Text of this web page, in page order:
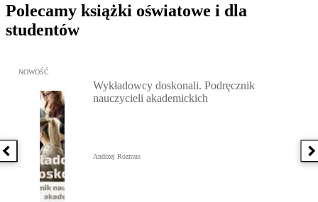
Polecamy książki oświatowe i dla
studentów
Poprzednia książka
Przejdź do: Wykładowcy doskonali. Podręcznik nauczycieli
NOWOŚĆ
Wykładowcy doskonali. Podręcznik
nauczycieli akademickich
Andrzej Rozmus